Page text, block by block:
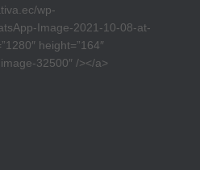
wp-
Image-2021-10-08-at-
height=”164″
32500″ /></a>